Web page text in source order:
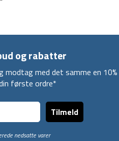
og rabatter
modtag med det samme en 10%
første ordre*
Tilmeld
nedsatte varer